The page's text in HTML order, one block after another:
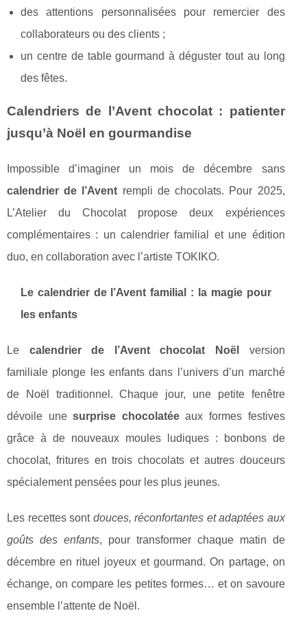
des attentions personnalisées pour remercier des
collaborateurs ou des clients ;
un centre de table gourmand à déguster tout au long
des fêtes.
Calendriers de l’Avent chocolat : patienter
jusqu’à Noël en gourmandise
Impossible d’imaginer un mois de décembre sans
calendrier de l’Avent rempli de chocolats. Pour 2025,
L’Atelier du Chocolat propose deux expériences
complémentaires : un calendrier familial et une édition
duo, en collaboration avec l’artiste TOKIKO.
Le calendrier de l’Avent familial : la magie pour
les enfants
Le calendrier de l’Avent chocolat Noël
version
familiale plonge les enfants dans l’univers d’un marché
de Noël traditionnel. Chaque jour, une petite fenêtre
dévoile unesurprise chocolatéeaux formes festives
grâce à de nouveaux moules ludiques : bonbons de
chocolat, fritures en trois chocolats et autres douceurs
spécialement pensées pour les plus jeunes.
Les recettes sont douces, réconfortantes et adaptées aux
goûts des enfants, pour transformer chaque matin de
décembre en rituel joyeux et gourmand. On partage, on
échange, on compare les petites formes… et on savoure
ensemble l’attente de Noël.